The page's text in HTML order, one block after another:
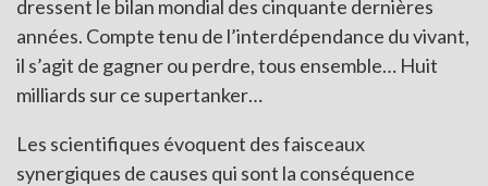
dressent le bilan mondial des cinquante dernières
années. Compte tenu de l’interdépendance du vivant,
il s’agit de gagner ou perdre, tous ensemble… Huit
milliards sur ce supertanker…
Les scientifiques évoquent des faisceaux
synergiques de causes qui sont la conséquence